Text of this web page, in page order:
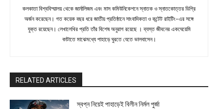
কলকাতা বিশ্ববিদ্য়ালয় থেকে জার্নালিজম এবং মাস কমিউনিকেশনে স্নাতক ও স্নাতকোত্তর ডিগ্রি
অর্জন করেছেন। গত কয়েক বছর ধরে জাতীয় প্রতিষ্ঠানে সাংবাদিকতা ও কন্টেট রাইটিং-এর সঙ্গে
যুক্ত রয়েছেন। লেখালেখির প্রতি তাঁর বিশেষ অনুরাগ রয়েছে । ব্যস্ত জীবনের একঘেয়েমি
কাটাতে মাঝেমধ্যে পাহাড়ে ঘুরতে যেতে ভালবাসেন।
RELATED ARTICLES
স্বপ্ন নিয়েই পাহাড়েই বিলীন নির্মল পুর্জা